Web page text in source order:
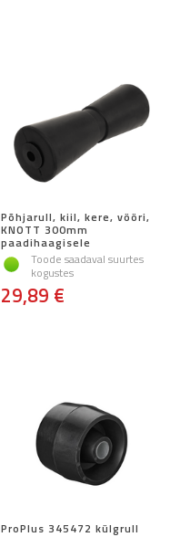
Põhjarull, kiil, kere, vööri,
KNOTT 300mm
paadihaagisele
Toode saadaval suurtes
kogustes
29,89 €
ProPlus 345472 külgrull